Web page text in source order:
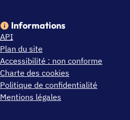
Informations
API
Plan du site
Accessibilité : non conforme
Charte des cookies
Politique de confidentialité
Mentions légales